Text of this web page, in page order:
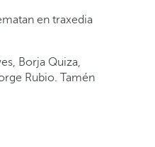
en traxedia
Borja Quiza,
Rubio. Tamén